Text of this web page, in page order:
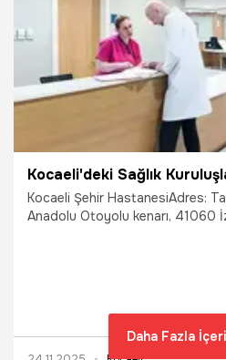
Derince
Kocaeli Şehir HastanesiAdres:
Anadolu Otoyolu kenarı, 41060
Daha Fazla